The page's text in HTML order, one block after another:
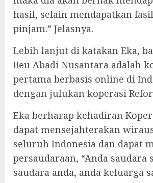
hasil, selain mendapatkan
pinjam.” Jelasnya.
Lebih lanjut di katakan Eka,
Beu Abadi Nusantara adalah
pertama berbasis online di
dengan julukan koperasi
Eka berharap kehadiran
dapat mensejahterakan
seluruh Indonesia dan dapat
persaudaraan, “Anda saudara
saudara anda, anda keluarga